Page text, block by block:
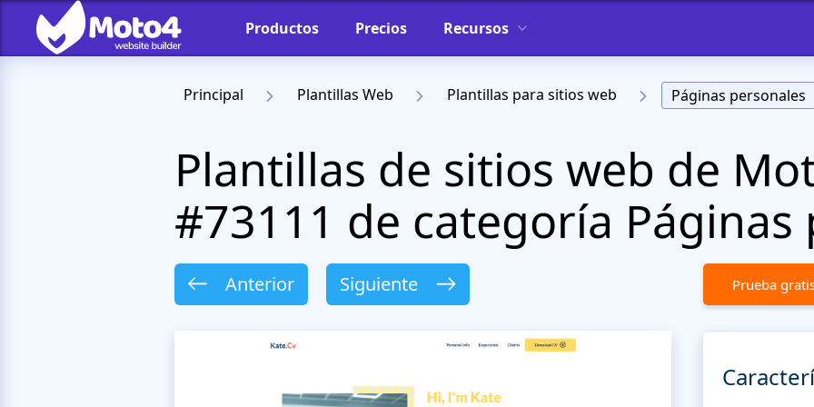
Productos Precios Recursos
Principal Plantillas Web Plantillas para sitios web Páginas personales
Plantillas de sitios web de
#73111 de categoría Páginas
Anterior Siguiente Prueba